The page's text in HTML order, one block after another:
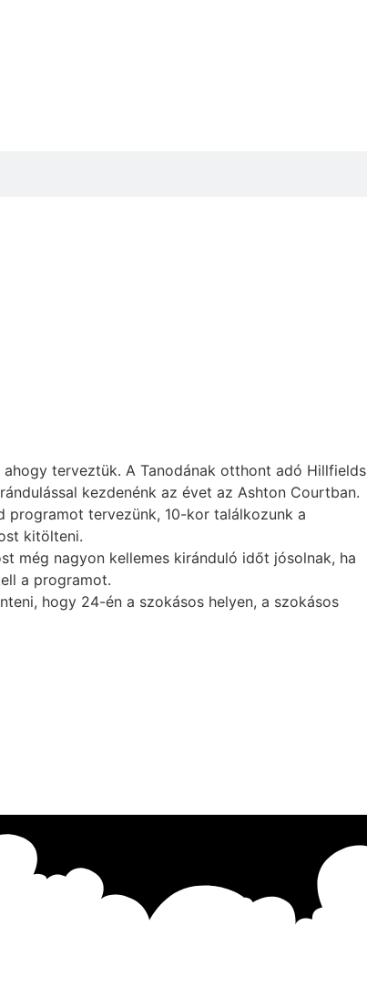
terveztük. A Tanodának otthont adó Hillfields
kezdenénk az évet az Ashton Courtban.
programot tervezünk, 10-kor találkozunk a
kitölteni.
még nagyon kellemes kiránduló időt jósolnak, ha
a programot.
hogy 24-én a szokásos helyen, a szokásos